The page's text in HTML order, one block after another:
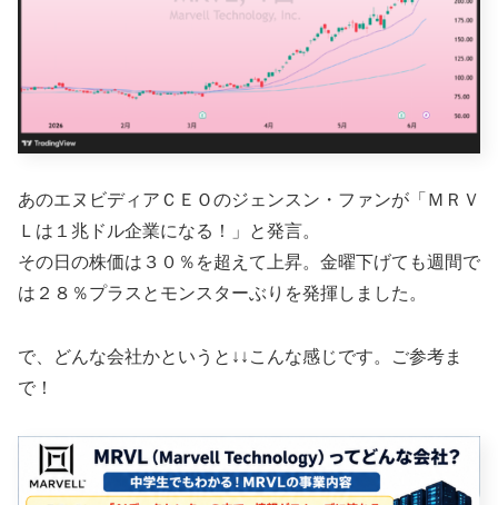
あのエヌビディアＣＥＯのジェンスン・ファンが「ＭＲＶ
Ｌは１兆ドル企業になる！」と発言。
その日の株価は３０％を超えて上昇。金曜下げても週間で
は２８％プラスとモンスターぶりを発揮しました。
で、どんな会社かというと↓↓こんな感じです。ご参考ま
で！